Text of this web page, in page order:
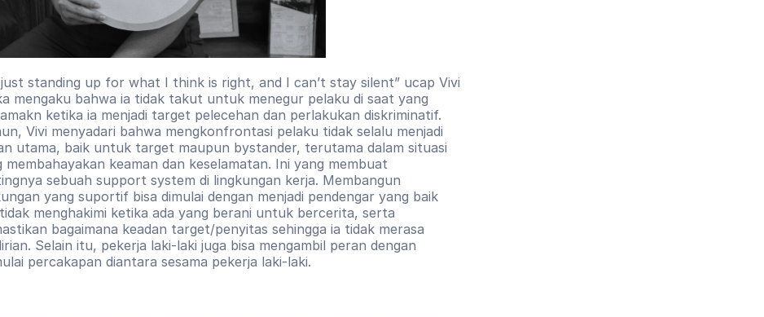
just standing up for what I think is right, and I can’t stay silent” ucap Vivi
mengaku bahwa ia tidak takut untuk menegur pelaku di saat yang
ketika ia menjadi target pelecehan dan perlakukan diskriminatif.
Vivi menyadari bahwa mengkonfrontasi pelaku tidak selalu menjadi
utama, baik untuk target maupun bystander, terutama dalam situasi
membahayakan keaman dan keselamatan. Ini yang membuat
sebuah support system di lingkungan kerja. Membangun
yang suportif bisa dimulai dengan menjadi pendengar yang baik
menghakimi ketika ada yang berani untuk bercerita, serta
bagaimana keadan target/penyitas sehingga ia tidak merasa
Selain itu, pekerja laki-laki juga bisa mengambil peran dengan
percakapan diantara sesama pekerja laki-laki.